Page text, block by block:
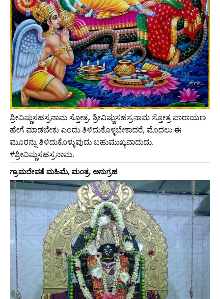
ಶ್ರೀವಿಷ್ಣುಸಹಸ್ರನಾಮ ಸ್ತೋತ್ರ. ಶ್ರೀವಿಷ್ಣುಸಹಸ್ರನಾಮ ಸ್ತೋತ್ರ ಪಾರಾಯಣ
ಹೇಗೆ ಮಾಡಬೇಕು ಎಂದು ತಿಳಿದುಕೊಳ್ಳಬೇಕಾದರೆ, ಮೊದಲು ಈ
ಮೂರನ್ನು ತಿಳಿದುಕೊಳ್ಳುವುದು ಬಹುಮುಖ್ಯವಾದುದು.
#ಶ್ರೀವಿಷ್ಣುಸಹಸ್ರನಾಮ.
ಗ್ರಾಮದೇವತೆ ಮಹಿಮೆ, ಮಂತ್ರ, ಅನುಗ್ರಹ